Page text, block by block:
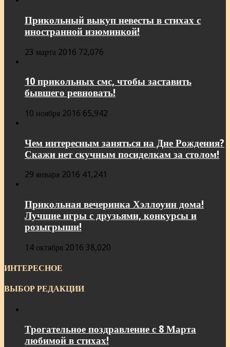
Прикольный выкуп невесты в стихах с
иностранной изюминкой!
23 марта 2016 72,076
10 прикольных смс, чтобы заставить
бывшего ревновать!
10 ноября 2016 65,942
Чем интересным заняться на Дне Рождения?
Скажи нет скучным посиделкам за столом!
29 января 2016 41,241
Прикольная вечеринка Хэллоуин дома!
Лучшие игры с друзьями, конкурсы и
розыгрыши!
14 октября 2016 38,020
ИНТЕРЕСНОЕ
ВЫБОР РЕДАКЦИИ
Трогательное поздравление с 8 Марта
любимой в стихах!